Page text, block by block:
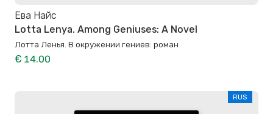
Ева Найс
Lotta Lenya. Among Geniuses: A Novel
Лотта Ленья. В окружении гениев: роман
€ 14.00
RUS